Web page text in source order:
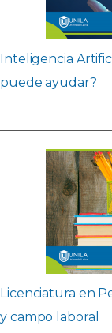
Inteligencia
puede ayudar?
Licenciatura en
y campo laboral